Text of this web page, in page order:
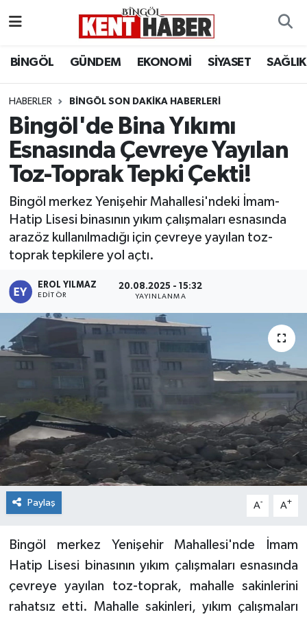
BİNGÖL GÜNDEM EKONOMİ SİYASET SAĞLIK
HABERLER BINGÖL SON DAKIKA HABERLERI
Bingöl'de Bina Yıkımı
Esnasında Çevreye Yayılan
Toz-Toprak Tepki Çekti!
Bingöl merkez Yenişehir Mahallesi'ndeki İmam-
Hatip Lisesi binasının yıkım çalışmaları esnasında
arazöz kullanılmadığı için çevreye yayılan toz-
toprak tepkilere yol açtı.
EROL YILMAZ
EDITÖR
20.08.2025 - 15:32
YAYINLANMA
Paylaş A- A+
Bingöl merkez Yenişehir Mahallesi'nde İmam
Hatip Lisesi binasının yıkım çalışmaları esnasında
çevreye yayılan toz-toprak, mahalle sakinlerini
rahatsız etti. Mahalle sakinleri, yıkım çalışmaları
BİLİM-TEKNOLOJİ
DÜNYA
EĞİTİM
GENÇ
GÜNDEM
KARLIOVA
KİĞI
MERKEZ
RESMİ İLANLAR
SAĞLIK
SİYASET
SOLHAN
SPOR
YEDİSU
Bingöl Hava Durumu
Bingöl Namaz Vakitleri
Bingöl Trafik Yoğunluk Haritası
Tüm Manşetler
Son Dakika Haberleri
Haber Arşivi